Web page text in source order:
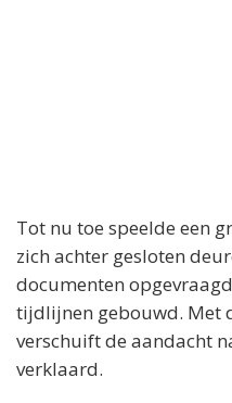
Tot nu toe speelde een
zich achter gesloten
documenten
tijdlijnen gebouwd. Met
verschuift de aandacht
verklaard.